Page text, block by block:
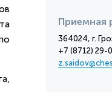
Приемная
364024, г.
+7 (8712) 29-